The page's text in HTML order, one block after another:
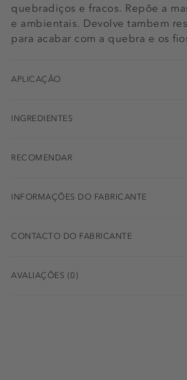
quebradiços e fracos. Repõe a
e ambientais. Devolve tambem
para acabar com a quebra e os
APLICAÇÃO
INGREDIENTES
RECOMENDAR
INFORMAÇÕES DO FABRICANTE
CONTACTO DO FABRICANTE
AVALIAÇÕES (0)